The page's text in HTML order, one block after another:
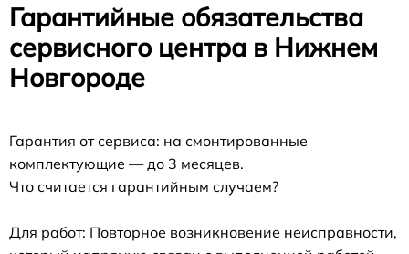
Гарантийные обязательства
сервисного центра в Нижнем
Новгороде
Гарантия от сервиса: на смонтированные
комплектующие — до 3 месяцев.
Что считается гарантийным случаем?
Для работ: Повторное возникновение неисправности,